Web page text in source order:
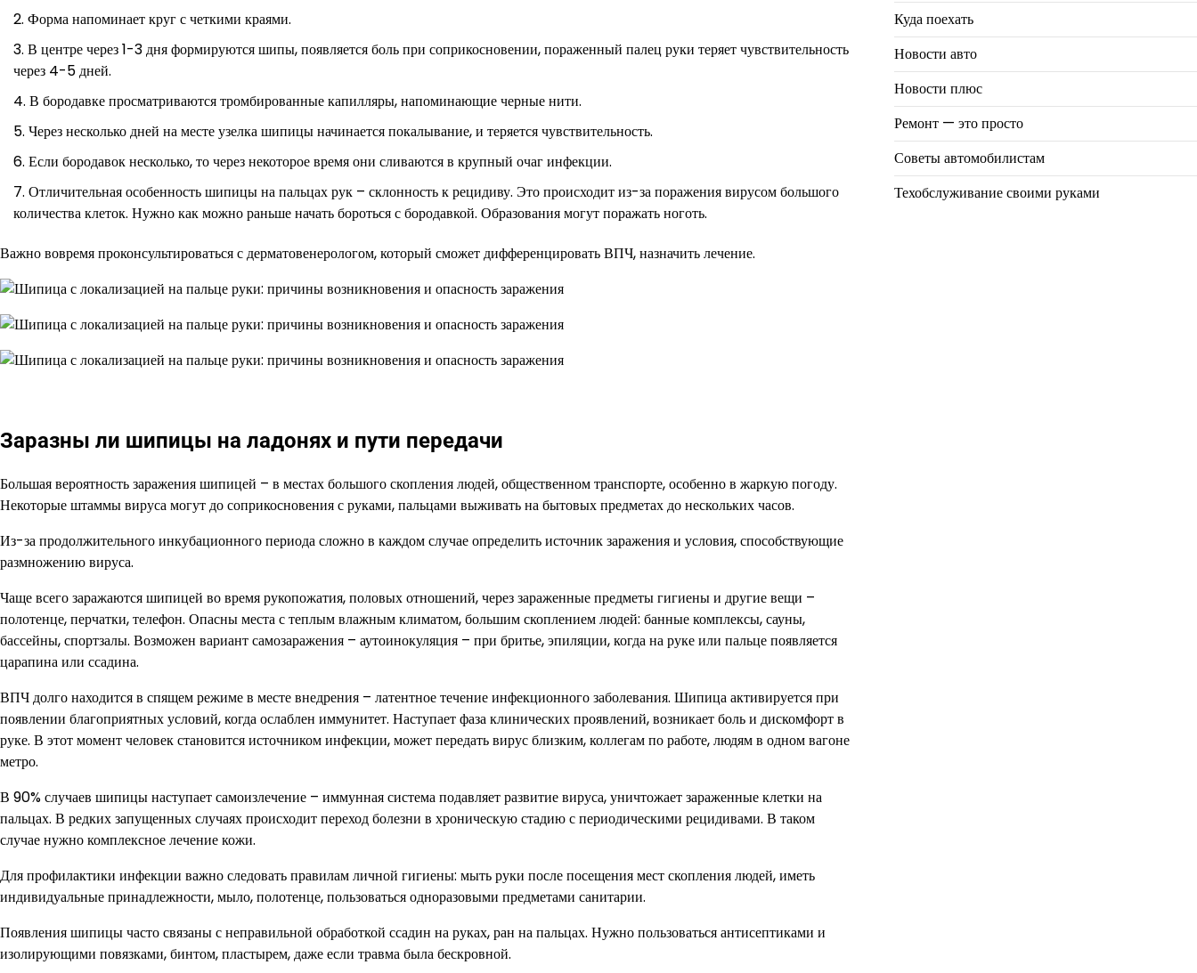
Форма напоминает круг с четкими краями.
В центре через 1-3 дня формируются шипы, появляется боль при соприкосновении, пораженный палец руки теряет чувствительность
через 4-5 дней.
В бородавке просматриваются тромбированные капилляры, напоминающие черные нити.
Через несколько дней на месте узелка шипицы начинается покалывание, и теряется чувствительность.
Если бородавок несколько, то через некоторое время они сливаются в крупный очаг инфекции.
Отличительная особенность шипицы на пальцах рук – склонность к рецидиву. Это происходит из-за поражения вирусом большого
количества клеток. Нужно как можно раньше начать бороться с бородавкой. Образования могут поражать ноготь.
Важно вовремя проконсультироваться с дерматовенерологом, который сможет дифференцировать ВПЧ, назначить лечение.
Заразны ли шипицы на ладонях и пути передачи
Большая вероятность заражения шипицей – в местах большого скопления людей, общественном транспорте, особенно в жаркую погоду.
Некоторые штаммы вируса могут до соприкосновения с руками, пальцами выживать на бытовых предметах до нескольких часов.
Из-за продолжительного инкубационного периода сложно в каждом случае определить источник заражения и условия, способствующие
размножению вируса.
Чаще всего заражаются шипицей во время рукопожатия, половых отношений, через зараженные предметы гигиены и другие вещи –
полотенце, перчатки, телефон. Опасны места с теплым влажным климатом, большим скоплением людей: банные комплексы, сауны,
бассейны, спортзалы. Возможен вариант самозаражения – аутоинокуляция – при бритье, эпиляции, когда на руке или пальце появляется
царапина или ссадина.
ВПЧ долго находится в спящем режиме в месте внедрения – латентное течение инфекционного заболевания. Шипица активируется при
появлении благоприятных условий, когда ослаблен иммунитет. Наступает фаза клинических проявлений, возникает боль и дискомфорт в
руке. В этот момент человек становится источником инфекции, может передать вирус близким, коллегам по работе, людям в одном вагоне
метро.
В 90% случаев шипицы наступает самоизлечение – иммунная система подавляет развитие вируса, уничтожает зараженные клетки на
пальцах. В редких запущенных случаях происходит переход болезни в хроническую стадию с периодическими рецидивами. В таком
случае нужно комплексное лечение кожи.
Для профилактики инфекции важно следовать правилам личной гигиены: мыть руки после посещения мест скопления людей, иметь
индивидуальные принадлежности, мыло, полотенце, пользоваться одноразовыми предметами санитарии.
Появления шипицы часто связаны с неправильной обработкой ссадин на руках, ран на пальцах. Нужно пользоваться антисептиками и
изолирующими повязками, бинтом, пластырем, даже если травма была бескровной.
Куда поехать
Новости авто
Новости плюс
Ремонт — это просто
Советы автомобилистам
Техобслуживание своими руками